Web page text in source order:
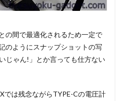
の間で最適化されるため一定で
のようにスナップショットの写
じゃん!」とか言っても仕方ない
では残念ながらTYPE-Cの電圧計